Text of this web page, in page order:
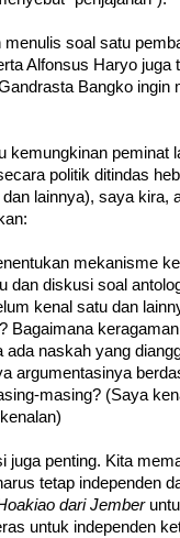
menulis soal satu
Alfonsus Haryo juga
Bangko ingin
kemungkinan peminat
politik ditindas
lainnya), saya kira,
mekanisme
dan diskusi soal
kenal satu dan
Bagaimana
ada naskah yang
argumentasinya
masing? (Saya
juga penting. Kita
tetap independen
dari Jember
untuk independen